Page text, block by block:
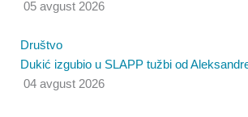
o
o
k
b
e r
05 avgust 2026
Društvo
Dukić izgubio u SLAPP tužbi od
04 avgust 2026